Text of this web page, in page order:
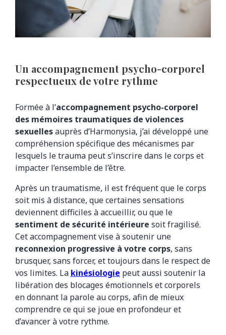
Un accompagnement psycho-corporel
respectueux de votre rythme
Formée à l’accompagnement psycho-corporel
des mémoires traumatiques de violences
sexuellesauprès d’Harmonysia, j’ai développé une
compréhension spécifique des mécanismes par
lesquels le trauma peut s’inscrire dans le corps et
impacter l’ensemble de l’être.
Après un traumatisme, il est fréquent que le corps
soit mis à distance, que certaines sensations
deviennent difficiles à accueillir, ou que le
sentiment de sécurité intérieure soit fragilisé.
Cet accompagnement vise à soutenir une
reconnexion progressive à votre corps, sans
brusquer, sans forcer, et toujours dans le respect de
vos limites. La kinésiologie peut aussi soutenir la
libération des blocages émotionnels et corporels
en donnant la parole au corps, afin de mieux
comprendre ce qui se joue en profondeur et
d’avancer à votre rythme.